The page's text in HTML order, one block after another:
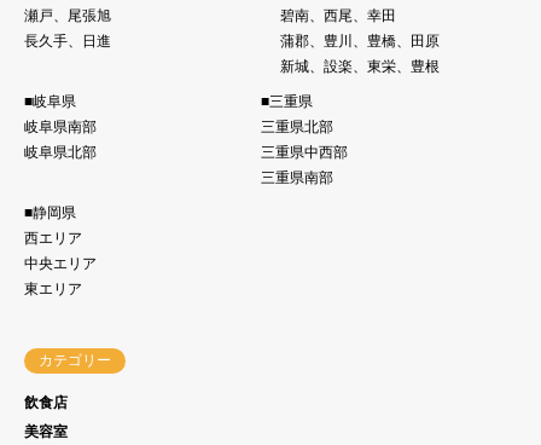
瀬戸、尾張旭
長久手、日進
碧南、西尾、幸田
蒲郡、豊川、豊橋、田原
新城、設楽、東栄、豊根
■岐阜県
岐阜県南部
岐阜県北部
■三重県
三重県北部
三重県中西部
三重県南部
■静岡県
西エリア
中央エリア
東エリア
カテゴリー
飲食店
美容室